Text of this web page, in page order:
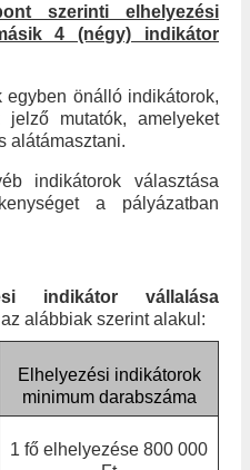
szerinti elhelyezési
4 (négy) indikátor
önálló indikátorok,
mutatók, amelyeket
alátámasztani.
indikátorok választása
a pályázatban
indikátor vállalása
alábbiak szerint alakul:
Elhelyezési indikátorok
minimum darabszáma
1 fő elhelyezése 800 000